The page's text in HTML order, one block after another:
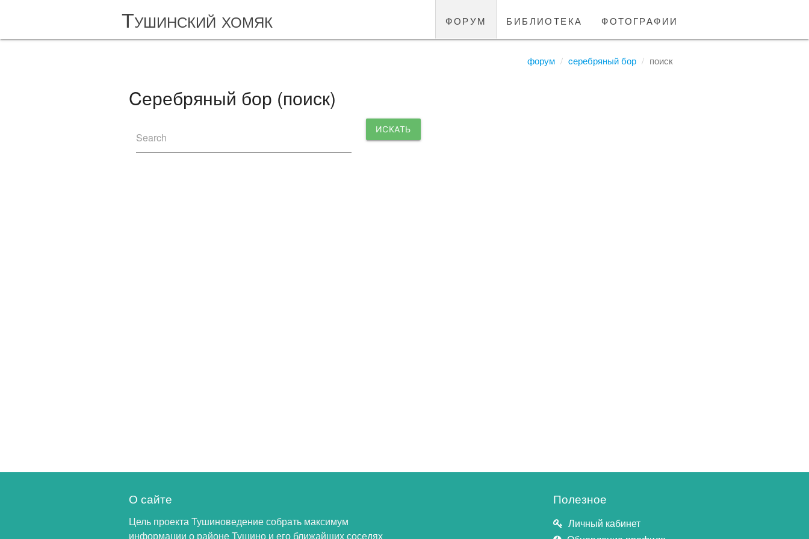
Тушинский хомяк форум библиотека фотографии
форум cеребряный бор поиск
Cеребряный бор (поиск)
Search
ИСКАТЬ
О сайте
Цель проекта Тушиноведение собрать максимум
информации о районе Тушино и его ближайших соседях
Полезное
Личный кабинет